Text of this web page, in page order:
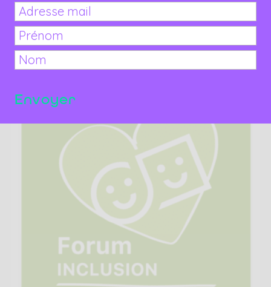
Appels à bénévoles